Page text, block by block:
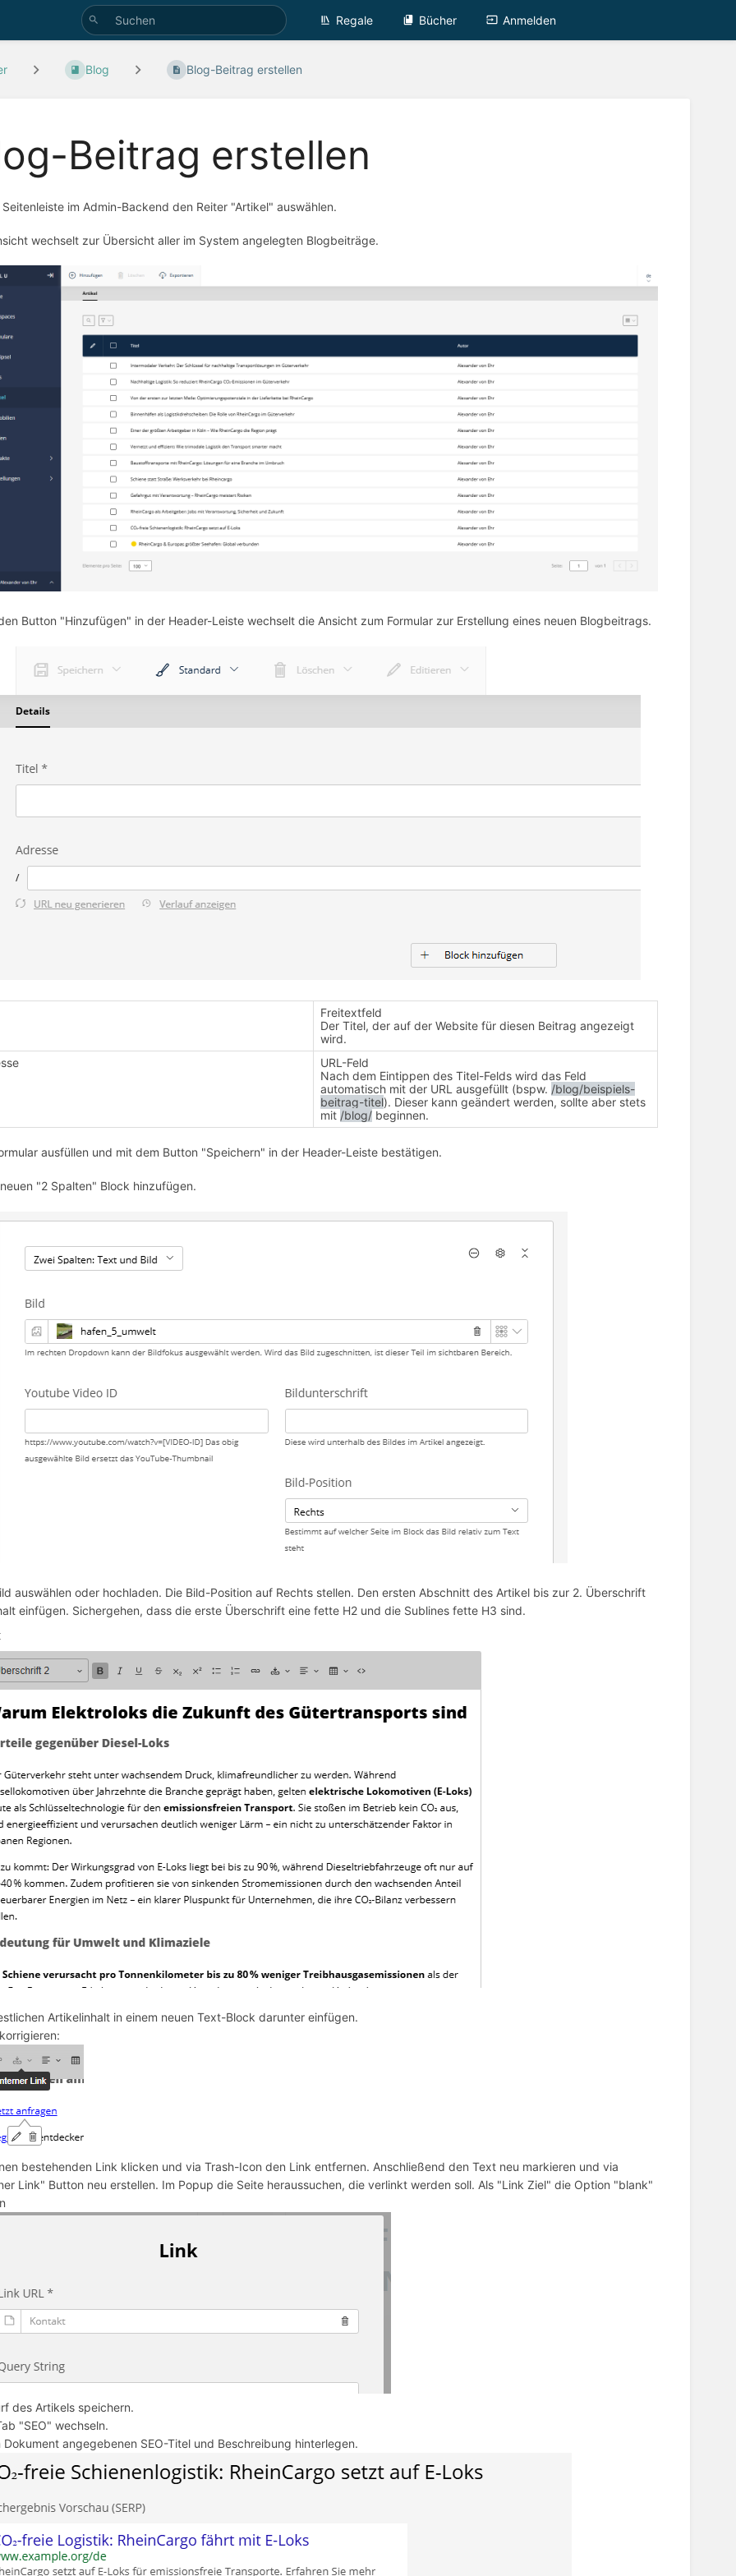
Regale Bücher Anmelden
Blog Blog-Beitrag erstellen
Beitrag erstellen
im Admin-Backend den Reiter "Artikel" auswählen.
wechselt zur Übersicht aller im System angelegten Blogbeiträge.
Button "Hinzufügen" in der Header-Leiste wechselt die Ansicht zum Formular zur Erstellung eines neuen Blogbeitrags.
Freitextfeld
Der Titel, der auf der Website für diesen Beitrag angezeigt
wird.
URL-Feld
Nach dem Eintippen des Titel-Felds wird das Feld
automatisch mit der URL ausgefüllt (bspw. /blog/beispiels-
beitrag-titel). Dieser kann geändert werden, sollte aber stets
mit /blog/ beginnen.
ausfüllen und mit dem Button "Speichern" in der Header-Leiste bestätigen.
"2 Spalten" Block hinzufügen.
auswählen oder hochladen. Die Bild-Position auf Rechts stellen. Den ersten Abschnitt des Artikel bis zur 2. Überschrift
einfügen. Sichergehen, dass die erste Überschrift eine fette H2 und die Sublines fette H3 sind.
Artikelinhalt in einem neuen Text-Block darunter einfügen.
bestehenden Link klicken und via Trash-Icon den Link entfernen. Anschließend den Text neu markieren und via
Link" Button neu erstellen. Im Popup die Seite heraussuchen, die verlinkt werden soll. Als "Link Ziel" die Option "blank"
des Artikels speichern.
"SEO" wechseln.
Dokument angegebenen SEO-Titel und Beschreibung hinterlegen.